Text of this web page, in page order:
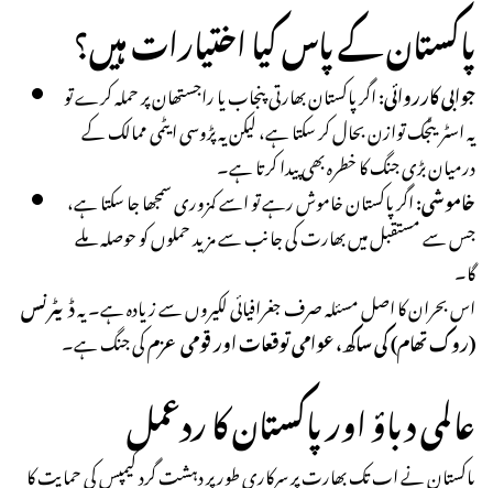
پاکستان کے پاس کیا اختیارات ہیں؟
جوابی کارروائی:اگر پاکستان بھارتی پنجاب یا راجستھان پر حملہ کرے تو
یہ اسٹریٹجک توازن بحال کر سکتا ہے، لیکن یہ پڑوسی ایٹمی ممالک کے
درمیان بڑی جنگ کا خطرہ بھی پیدا کرتا ہے۔
خاموشی:اگر پاکستان خاموش رہے تو اسے کمزوری سمجھا جا سکتا ہے،
جس سے مستقبل میں بھارت کی جانب سے مزید حملوں کو حوصلہ ملے
گا۔
اس بحران کا اصل مسئلہ صرف جغرافیائی لکیروں سے زیادہ ہے۔ یہڈیٹرنس
(روک تھام) کی ساکھ، عوامی توقعات اور قومی عزمکی جنگ ہے۔
عالمی دباؤ اور پاکستان کا ردعمل
پاکستان نے اب تک بھارت پر سرکاری طور پر دہشت گرد کیمپس کی حمایت کا